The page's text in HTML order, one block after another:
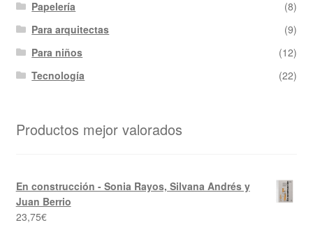
Papelería
(8)
Para arquitectas
(9)
Para niños
(12)
Tecnología
(22)
Productos mejor valorados
En construcción - Sonia Rayos, Silvana Andrés y
Juan Berrio
23,75€